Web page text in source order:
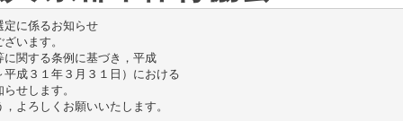
定に係るお知らせ
います。
関する条例に基づき，平成
成３１年３月３１日）における
せします。
よろしくお願いいたします。